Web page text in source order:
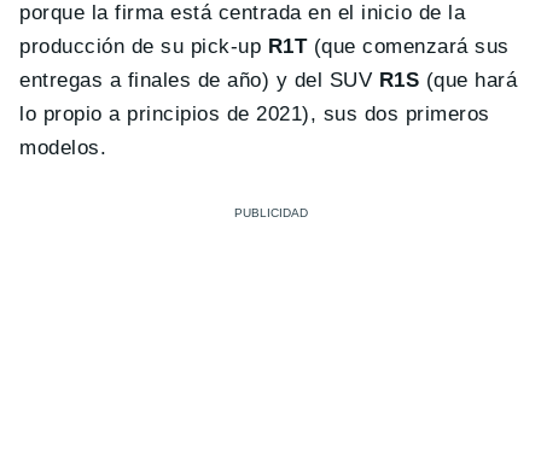
porque la firma está centrada en el inicio de la
producción de su pick-up R1T(que comenzará sus
entregas a finales de año) y del SUV R1S (que hará
lo propio a principios de 2021), sus dos primeros
modelos.